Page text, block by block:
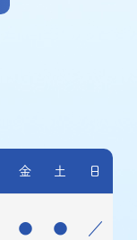
金 土 日
● ● ／